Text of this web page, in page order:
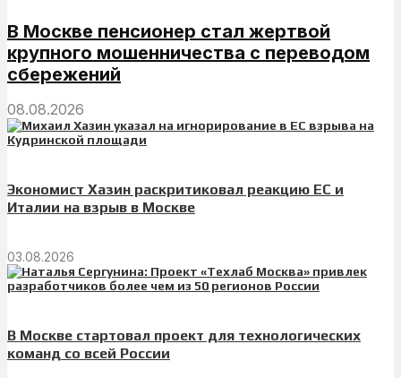
В Москве пенсионер стал жертвой
крупного мошенничества с переводом
сбережений
08.08.2026
Экономист Хазин раскритиковал реакцию ЕС и
Италии на взрыв в Москве
03.08.2026
В Москве стартовал проект для технологических
команд со всей России